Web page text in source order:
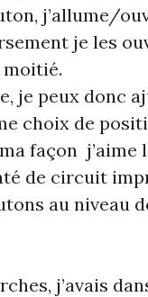
j’allume/
je les
je peux donc
choix de
façon j’aime
de circuit
au niveau
j’avais